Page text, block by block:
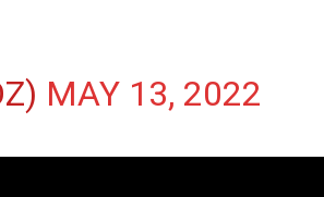
MAY 13, 2022